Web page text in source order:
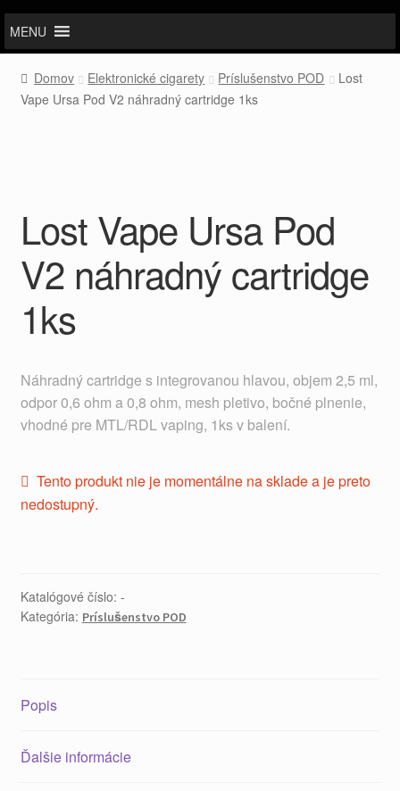
MENU
Domov Elektronické cigarety Príslušenstvo POD
Lost
Vape Ursa Pod V2 náhradný cartridge 1ks
Lost Vape Ursa Pod
V2 náhradný cartridge
1ks
Náhradný cartridge s integrovanou hlavou, objem 2,5 ml,
odpor 0,6 ohm a 0,8 ohm, mesh pletivo, bočné plnenie,
vhodné pre MTL/RDL vaping, 1ks v balení.
Tento produkt nie je momentálne na sklade a je preto
nedostupný.
Katalógové číslo: -
Kategória: Príslušenstvo POD
Popis
Ďalšie informácie